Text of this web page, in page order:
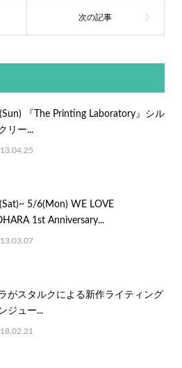
『The Printing Laboratory』シル
リー...
5/6(Mon) WE LOVE
1st Anniversary...
がスタルクによる新作ライティング
ジュー...